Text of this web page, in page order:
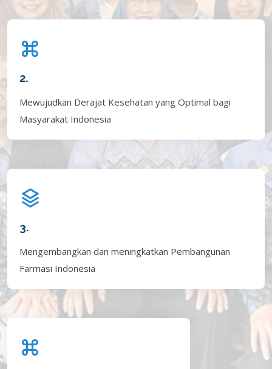
2.
Mewujudkan Derajat Kesehatan yang Optimal bagi
Masyarakat Indonesia
3.
Mengembangkan dan meningkatkan Pembangunan
Farmasi Indonesia